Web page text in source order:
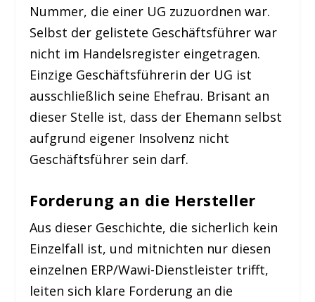
Nummer, die einer UG zuzuordnen war.
Selbst der gelistete Geschäftsführer war
nicht im Handelsregister eingetragen.
Einzige Geschäftsführerin der UG ist
ausschließlich seine Ehefrau. Brisant an
dieser Stelle ist, dass der Ehemann selbst
aufgrund eigener Insolvenz nicht
Geschäftsführer sein darf.
Forderung an die Hersteller
Aus dieser Geschichte, die sicherlich kein
Einzelfall ist, und mitnichten nur diesen
einzelnen ERP/Wawi-Dienstleister trifft,
leiten sich klare Forderung an die